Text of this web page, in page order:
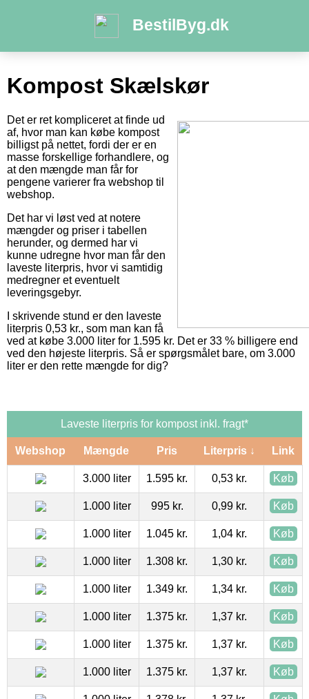
BestilByg.dk
Kompost Skælskør
Det er ret kompliceret at finde ud
af, hvor man kan købe kompost
billigst på nettet, fordi der er en
masse forskellige forhandlere, og
at den mængde man får for
pengene varierer fra webshop til
webshop.
Det har vi løst ved at notere
mængder og priser i tabellen
herunder, og dermed har vi
kunne udregne hvor man får den
laveste literpris, hvor vi samtidig
medregner et eventuelt
leveringsgebyr.
I skrivende stund er den laveste
literpris 0,53 kr., som man kan få
ved at købe 3.000 liter for 1.595 kr. Det er 33 % billigere end
ved den højeste literpris. Så er spørgsmålet bare, om 3.000
liter er den rette mængde for dig?
Laveste literpris for kompost inkl. fragt*
Webshop Mængde Pris Literpris ↓ Link
3.000 liter 1.595 kr. 0,53 kr. Køb
1.000 liter 995 kr. 0,99 kr. Køb
1.000 liter 1.045 kr. 1,04 kr. Køb
1.000 liter 1.308 kr. 1,30 kr. Køb
1.000 liter 1.349 kr. 1,34 kr. Køb
1.000 liter 1.375 kr. 1,37 kr. Køb
1.000 liter 1.375 kr. 1,37 kr. Køb
1.000 liter 1.375 kr. 1,37 kr. Køb